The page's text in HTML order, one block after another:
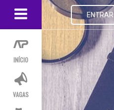
INÍCIO
VAGAS
ENTRAR